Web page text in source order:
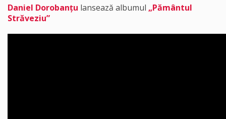
Daniel Dorobanțu lansează albumul „Pământul
Străveziu”